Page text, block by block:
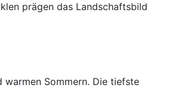
prägen das Landschaftsbild
Sommern. Die tiefste